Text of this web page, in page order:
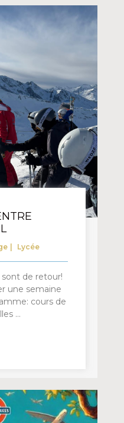
Lycée
de retour!
une semaine
cours de
…